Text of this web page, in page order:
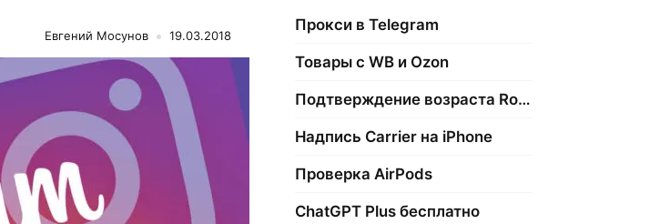
Евгений Мосунов 19.03.2018
Прокси в Telegram
Товары с WB и Ozon
Подтверждение возраста Roblox
Надпись Carrier на iPhone
Проверка AirPods
ChatGPT Plus бесплатно